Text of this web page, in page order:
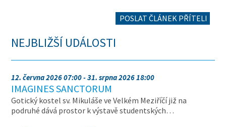
POSLAT ČLÁNEK PŘÍTELI
NEJBLIŽŠÍ UDÁLOSTI
12. června 2026 07:00 - 31. srpna 2026 18:00
IMAGINES SANCTORUM
Gotický kostel sv. Mikuláše ve Velkém Meziříčí již na
podruhé dává prostor k výstavě studentských…